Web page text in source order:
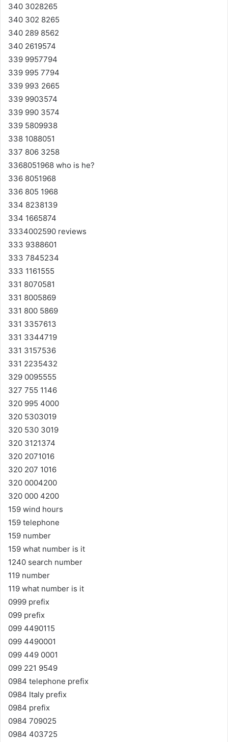
340 3028265
340 302 8265
340 289 8562
340 2619574
339 9957794
339 995 7794
339 993 2665
339 9903574
339 990 3574
339 5809938
338 1088051
337 806 3258
3368051968 who is he?
336 8051968
336 805 1968
334 8238139
334 1665874
3334002590 reviews
333 9388601
333 7845234
333 1161555
331 8070581
331 8005869
331 800 5869
331 3357613
331 3344719
331 3157536
331 2235432
329 0095555
327 755 1146
320 995 4000
320 5303019
320 530 3019
320 3121374
320 2071016
320 207 1016
320 0004200
320 000 4200
159 wind hours
159 telephone
159 number
159 what number is it
1240 search number
119 number
119 what number is it
0999 prefix
099 prefix
099 4490115
099 4490001
099 449 0001
099 221 9549
0984 telephone prefix
0984 Italy prefix
0984 prefix
0984 709025
0984 403725